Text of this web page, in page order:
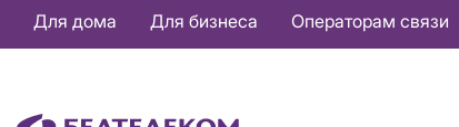
Основная
навигация
Для дома Для бизнеса Операторам связи